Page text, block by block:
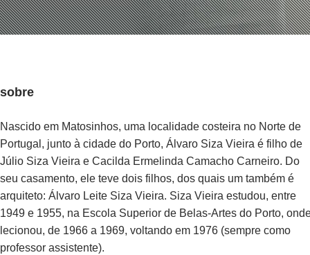
sobre
Nascido em Matosinhos, uma localidade costeira no Norte de
Portugal, junto à cidade do Porto, Álvaro Siza Vieira é filho de
Júlio Siza Vieira e Cacilda Ermelinda Camacho Carneiro. Do
seu casamento, ele teve dois filhos, dos quais um também é
arquiteto: Álvaro Leite Siza Vieira. Siza Vieira estudou, entre
1949 e 1955, na Escola Superior de Belas-Artes do Porto,
lecionou, de 1966 a 1969, voltando em 1976 (sempre como
professor assistente).